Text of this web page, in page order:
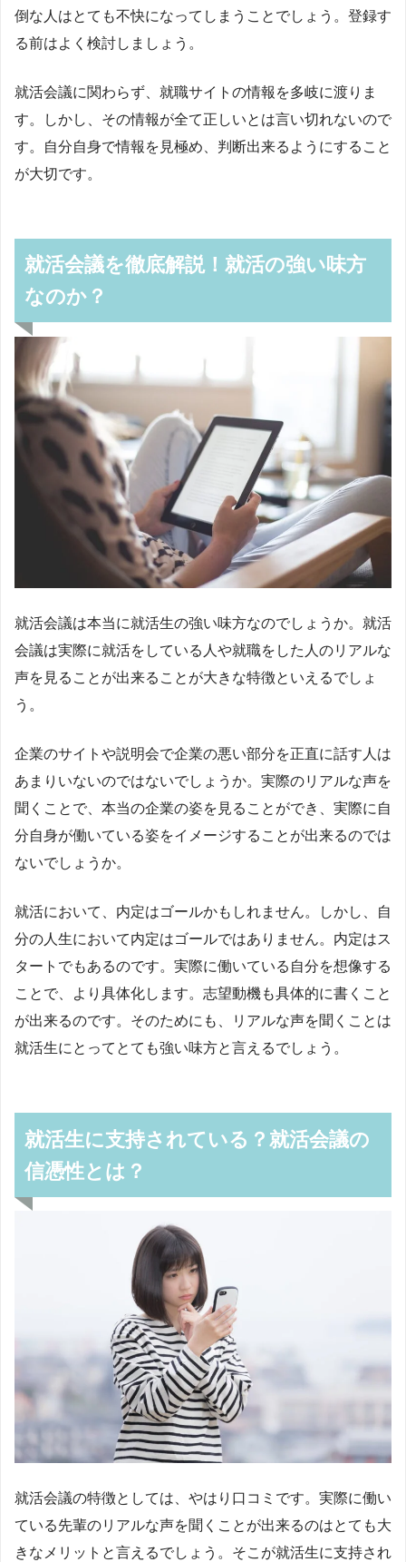
倒な人はとても不快になってしまうことでしょう。登録す
る前はよく検討しましょう。
就活会議に関わらず、就職サイトの情報を多岐に渡りま
す。しかし、その情報が全て正しいとは言い切れないので
す。自分自身で情報を見極め、判断出来るようにすること
が大切です。
就活会議を徹底解説！就活の強い味方
なのか？
就活会議は本当に就活生の強い味方なのでしょうか。就活
会議は実際に就活をしている人や就職をした人のリアルな
声を見ることが出来ることが大きな特徴といえるでしょ
う。
企業のサイトや説明会で企業の悪い部分を正直に話す人は
あまりいないのではないでしょうか。実際のリアルな声を
聞くことで、本当の企業の姿を見ることができ、実際に自
分自身が働いている姿をイメージすることが出来るのでは
ないでしょうか。
就活において、内定はゴールかもしれません。しかし、自
分の人生において内定はゴールではありません。内定はス
タートでもあるのです。実際に働いている自分を想像する
ことで、より具体化します。志望動機も具体的に書くこと
が出来るのです。そのためにも、リアルな声を聞くことは
就活生にとってとても強い味方と言えるでしょう。
就活生に支持されている？就活会議の
信憑性とは？
就活会議の特徴としては、やはり口コミです。実際に働い
ている先輩のリアルな声を聞くことが出来るのはとても大
きなメリットと言えるでしょう。そこが就活生に支持され